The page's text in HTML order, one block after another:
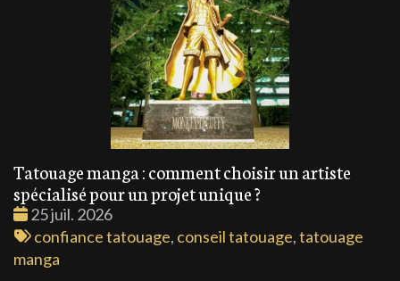
Tatouage manga : comment choisir un artiste
spécialisé pour un projet unique ?
Date
:
25 juil. 2026
Tags
:
confiance tatouage, conseil tatouage,tatouage
manga